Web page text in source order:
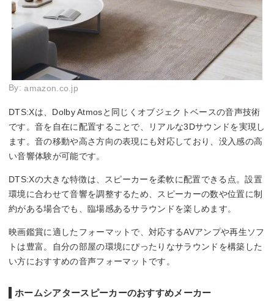
By:amazon.co.jp
DTS:Xは、Dolby Atmosと同じくオブジェクトベースの音声技術
です。音を自在に配置することで、リアルな3Dサウンドを実現し
ます。音の移動や高さ方向の表現にも対応しており、没入感の高
い音響体験が可能です。
DTS:Xの大きな特徴は、スピーカーを柔軟に配置できる点。設置
環境に合わせて音響を調整するため、スピーカーの数や位置に制
約がある場合でも、臨場感あるサラウンドを楽しめます。
映画鑑賞に適したフォーマットで、対応するAVアンプや再生ソフ
トは豊富。自分の部屋の環境にぴったりなサラウンドを構築した
い方におすすめの音声フォーマットです。
ホームシアタースピーカーのおすすめメーカー